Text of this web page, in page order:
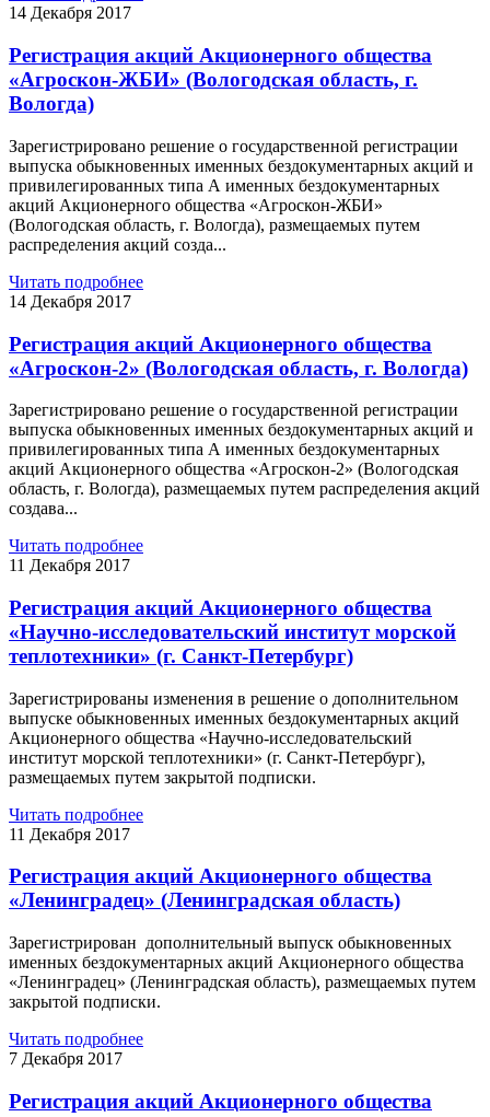
14 Декабря 2017
Регистрация акций Акционерного общества
«Агроскон-ЖБИ» (Вологодская область, г.
Вологда)
Зарегистрировано решение о государственной регистрации
выпуска обыкновенных именных бездокументарных акций и
привилегированных типа А именных бездокументарных
акций Акционерного общества «Агроскон-ЖБИ»
(Вологодская область, г. Вологда), размещаемых путем
распределения акций созда...
Читать подробнее
14 Декабря 2017
Регистрация акций Акционерного общества
«Агроскон-2» (Вологодская область, г. Вологда)
Зарегистрировано решение о государственной регистрации
выпуска обыкновенных именных бездокументарных акций и
привилегированных типа А именных бездокументарных
акций Акционерного общества «Агроскон-2» (Вологодская
область, г. Вологда), размещаемых путем распределения акций
создава...
Читать подробнее
11 Декабря 2017
Регистрация акций Акционерного общества
«Научно-исследовательский институт морской
теплотехники» (г. Санкт-Петербург)
Зарегистрированы изменения в решение о дополнительном
выпуске обыкновенных именных бездокументарных акций
Акционерного общества «Научно-исследовательский
институт морской теплотехники» (г. Санкт-Петербург),
размещаемых путем закрытой подписки.
Читать подробнее
11 Декабря 2017
Регистрация акций Акционерного общества
«Ленинградец» (Ленинградская область)
Зарегистрирован дополнительный выпуск обыкновенных
именных бездокументарных акций Акционерного общества
«Ленинградец» (Ленинградская область), размещаемых путем
закрытой подписки.
Читать подробнее
7 Декабря 2017
Регистрация акций Акционерного общества